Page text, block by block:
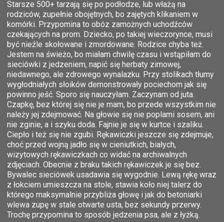
Starsze 500+ tarzają się po podłodze, lub włażą na
rodziców, zupełnie obojętnych, bo zajętych klikaniem w
komórki. Przypomina to obóz zamożnych uchodźców
czekających na prom. Dziecko, po takiej wieczorynce, musi
być nieźle skołowane i zmordowane. Rodzice chyba też.
Jestem na świeżo, bo miałam chwilę czasu i wstąpiłam do
sieciówki z jedzeniem, napić się herbaty zimowej,
niedawnego, ale zdrowego wynalazku. Przy stolikach tłumy
wygłodniałych słoików demonstrowały pociechom jak się
powinno jeść. Sporo się nauczyłam. Zaczynam od juta.
Czapkę, bez której się nie je mam, bo przede wszystkim nie
należy jej zdejmować. Na głowie się nie poplami sosem, ani
nie zginie, a i szyku doda. Fajnie je się w kurtce i szaliku.
Ciepło i też się nie zgubi. Rękawiczki jeszcze się zdejmuje,
choć przed wojną jadło się w cieniutkich, białych,
wizytowych rękawiczkach co widać na archiwalnych
zdjęciach. Obecnie z braku takich rękawiczek je się bez.
Bywalec sieciówek usadawia się wygodnie. Lewą rękę wraz
z łokciem umieszcza na stole, stawia koło niej talerz do
którego maksymalnie przybliża głowę i jak do betoniarki
wlewa zupę w stale otwarte usta, bez sekundy przerwy.
Trochę przypomina to sposób jedzenia psa, ale z łyżką.